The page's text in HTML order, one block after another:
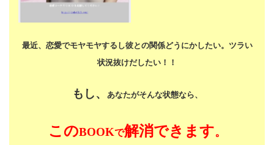
最近、恋愛でモヤモヤするし彼との関係どうにかしたい。 ツラい
状況抜けだしたい！！
もし、 あなたがそんな状態なら、
このBOOKで解消できます。